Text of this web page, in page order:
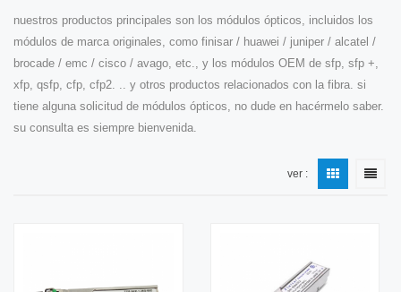
nuestros productos principales son los módulos ópticos, incluidos los
módulos de marca originales, como finisar / huawei / juniper / alcatel /
brocade / emc / cisco / avago, etc., y los módulos OEM de sfp, sfp +,
xfp, qsfp, cfp, cfp2. .. y otros productos relacionados con la fibra. si
tiene alguna solicitud de módulos ópticos, no dude en hacérmelo saber.
su consulta es siempre bienvenida.
ver :